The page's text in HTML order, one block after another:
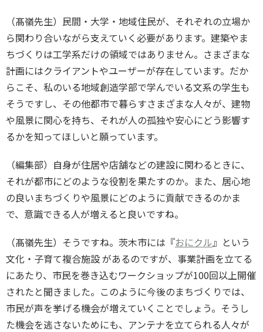
（髙嶺先生）民間・大学・地域住民が、それぞれの立場か
ら関わり合いながら支えていく必要があります。建築やま
ちづくりは工学系だけの領域ではありません。さまざまな
計画にはクライアントやユーザーが存在しています。だか
らこそ、私のいる地域創造学部で学んでいる文系の学生も
そうですし、その他都市で暮らすさまざまな人々が、建物
や風景に関心を持ち、それが人の孤独や安心にどう影響す
るかを知ってほしいと願っています。
（編集部）自身が住居や店舗などの建設に関わるときに、
それが都市にどのような役割を果たすのか。また、居心地
の良いまちづくりや風景にどのように貢献できるのかま
で、意識できる人が増えると良いですね。
（髙嶺先生）そうですね。茨木市には『おにクル』という
文化・子育て複合施設 があるのですが、事業計画を立てる
にあたり、市民を巻き込むワークショップが100回以上開催
されたと聞きました。このように今後のまちづくりでは、
市民が声を挙げる機会が増えていくことでしょう。そうし
た機会を逃さないためにも、アンテナを立てられる人々が